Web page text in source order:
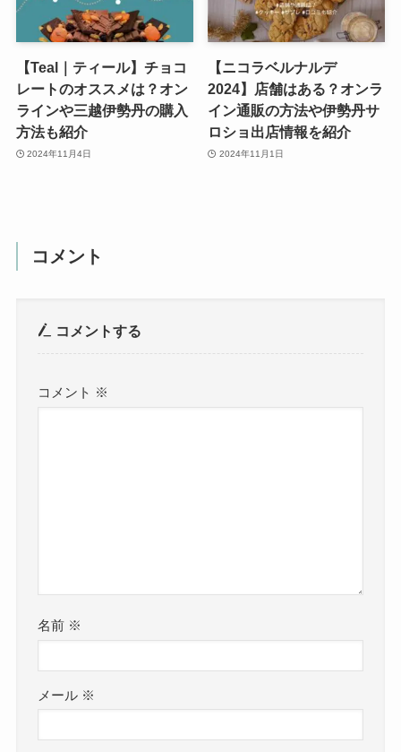
【Teal｜ティール】チョコ
レートのオススメは？オン
ラインや三越伊勢丹の購入
方法も紹介
2024年11月4日
【ニコラベルナルデ
2024】店舗はある？オンラ
イン通販の方法や伊勢丹サ
ロショ出店情報を紹介
2024年11月1日
コメント
コメントする
コメント ※
名前 ※
メール ※